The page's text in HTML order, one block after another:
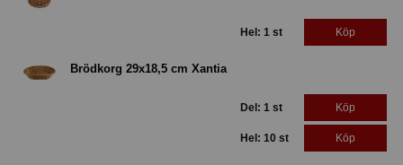
Hel: 1 st Köp
Brödkorg 29x18,5 cm Xantia
Del: 1 st Köp
Hel: 10 st Köp